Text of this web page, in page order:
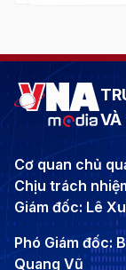
VÀ
Cơ quan chủ
Chịu trách
Giám đốc: Lê
Phó Giám đốc:
Quang Vũ